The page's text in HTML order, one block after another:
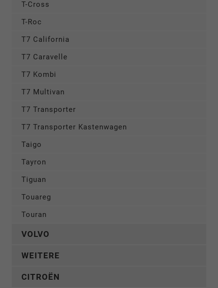
T-Cross
T-Roc
T7 California
T7 Caravelle
T7 Kombi
T7 Multivan
T7 Transporter
T7 Transporter Kastenwagen
Taigo
Tayron
Tiguan
Touareg
Touran
VOLVO
WEITERE
CITROËN